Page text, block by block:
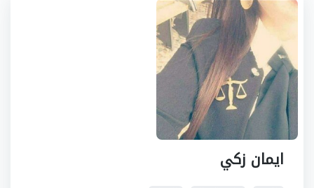
ايمان زكي